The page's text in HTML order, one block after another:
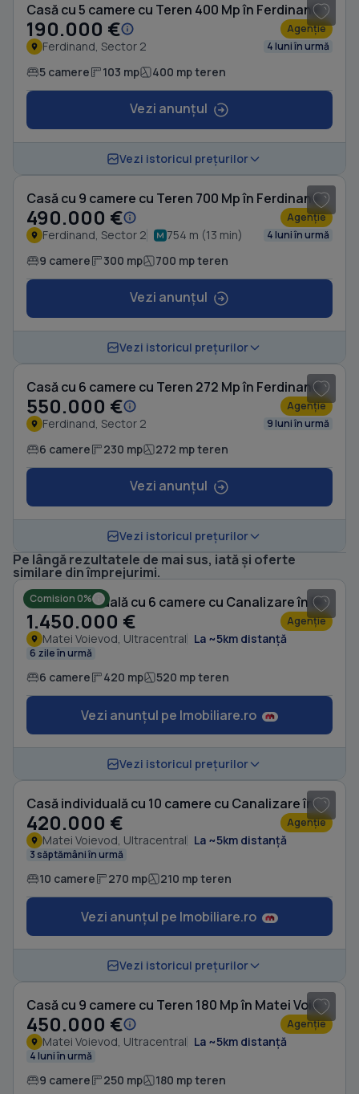
Casă cu 5 camere cu Teren 400 Mp în Ferdinand
190.000 € Agenție
Ferdinand, Sector 2 4 luni în urmă
5 camere 103 mp 400 mp teren
Vezi anunțul
Vezi istoricul prețurilor
Casă cu 9 camere cu Teren 700 Mp în Ferdinand
490.000 € Agenție
Ferdinand, Sector 2 754 m (13 min) 4 luni în urmă
9 camere 300 mp 700 mp teren
Vezi anunțul
Vezi istoricul prețurilor
Casă cu 6 camere cu Teren 272 Mp în Ferdinand
550.000 € Agenție
Ferdinand, Sector 2 9 luni în urmă
6 camere 230 mp 272 mp teren
Vezi anunțul
Vezi istoricul prețurilor
Pe lângă rezultatele de mai sus, iată și oferte
similare din împrejurimi.
Comision 0% Casă individuală cu 6 camere cu Canalizare în Matei Voievod
1.450.000 € Agenție
Matei Voievod, Ultracentral La ~5km distanță
6 zile în urmă
6 camere 420 mp 520 mp teren
Vezi anunțul pe Imobiliare.ro
Vezi istoricul prețurilor
Casă individuală cu 10 camere cu Canalizare în Matei Voievod
420.000 € Agenție
Matei Voievod, Ultracentral La ~5km distanță
3 săptămâni în urmă
10 camere 270 mp 210 mp teren
Vezi anunțul pe Imobiliare.ro
Vezi istoricul prețurilor
Casă cu 9 camere cu Teren 180 Mp în Matei Voievod
450.000 € Agenție
Matei Voievod, Ultracentral La ~5km distanță
4 luni în urmă
9 camere 250 mp 180 mp teren